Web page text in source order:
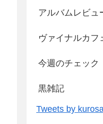
アルバムレビュ
ヴァイナルカフ
今週のチェック
黒雑記
Tweets by